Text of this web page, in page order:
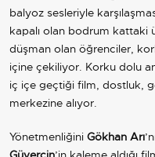
balyoz sesleriyle
kapalı olan bodrum kattaki
düşman olan öğrenciler,
içine çekiliyor. Korku dolu
iç içe geçtiği film, dostluk,
merkezine alıyor.
Yönetmenliğini Gökhan Arı